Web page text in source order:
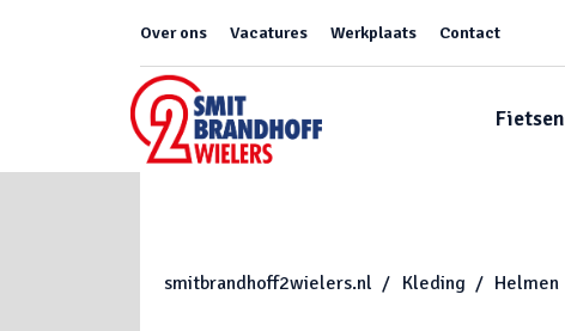
Over ons Vacatures Werkplaats Contact
Fietsen
smitbrandhoff2wielers.nl Kleding Helmen